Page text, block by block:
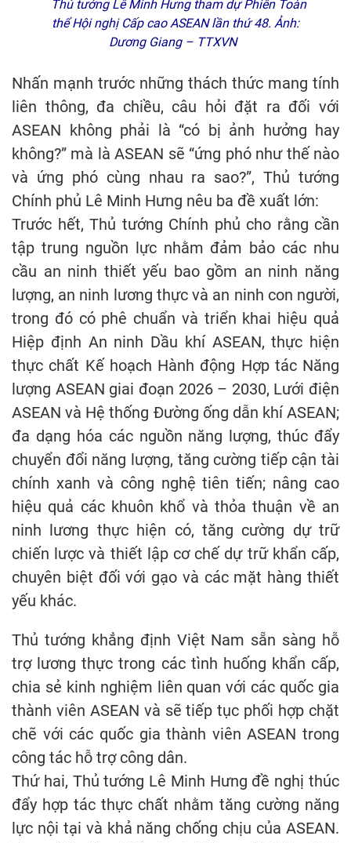
Thủ tướng Lê Minh Hưng tham dự Phiên Toàn
thể Hội nghị Cấp cao ASEAN lần thứ 48. Ảnh:
Dương Giang – TTXVN
Nhấn mạnh trước những thách thức mang tính
liên thông, đa chiều, câu hỏi đặt ra đối với
ASEAN không phải là “có bị ảnh hưởng hay
không?” mà là ASEAN sẽ “ứng phó như thế nào
và ứng phó cùng nhau ra sao?”, Thủ tướng
Chính phủ Lê Minh Hưng nêu ba đề xuất lớn:
Trước hết, Thủ tướng Chính phủ cho rằng cần
tập trung nguồn lực nhằm đảm bảo các nhu
cầu an ninh thiết yếu bao gồm an ninh năng
lượng, an ninh lương thực và an ninh con người,
trong đó có phê chuẩn và triển khai hiệu quả
Hiệp định An ninh Dầu khí ASEAN, thực hiện
thực chất Kế hoạch Hành động Hợp tác Năng
lượng ASEAN giai đoạn 2026 – 2030, Lưới điện
ASEAN và Hệ thống Đường ống dẫn khí ASEAN;
đa dạng hóa các nguồn năng lượng, thúc đẩy
chuyển đổi năng lượng, tăng cường tiếp cận tài
chính xanh và công nghệ tiên tiến; nâng cao
hiệu quả các khuôn khổ và thỏa thuận về an
ninh lương thực hiện có, tăng cường dự trữ
chiến lược và thiết lập cơ chế dự trữ khẩn cấp,
chuyên biệt đối với gạo và các mặt hàng thiết
yếu khác.
Thủ tướng khẳng định Việt Nam sẵn sàng hỗ
trợ lương thực trong các tình huống khẩn cấp,
chia sẻ kinh nghiệm liên quan với các quốc gia
thành viên ASEAN và sẽ tiếp tục phối hợp chặt
chẽ với các quốc gia thành viên ASEAN trong
công tác hỗ trợ công dân.
Thứ hai, Thủ tướng Lê Minh Hưng đề nghị thúc
đẩy hợp tác thực chất nhằm tăng cường năng
lực nội tại và khả năng chống chịu của ASEAN.